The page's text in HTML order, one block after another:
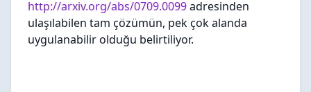
http://arxiv.org/abs/0709.0099adresinden
ulaşılabilen tam çözümün, pek çok alanda
uygulanabilir olduğu belirtiliyor.